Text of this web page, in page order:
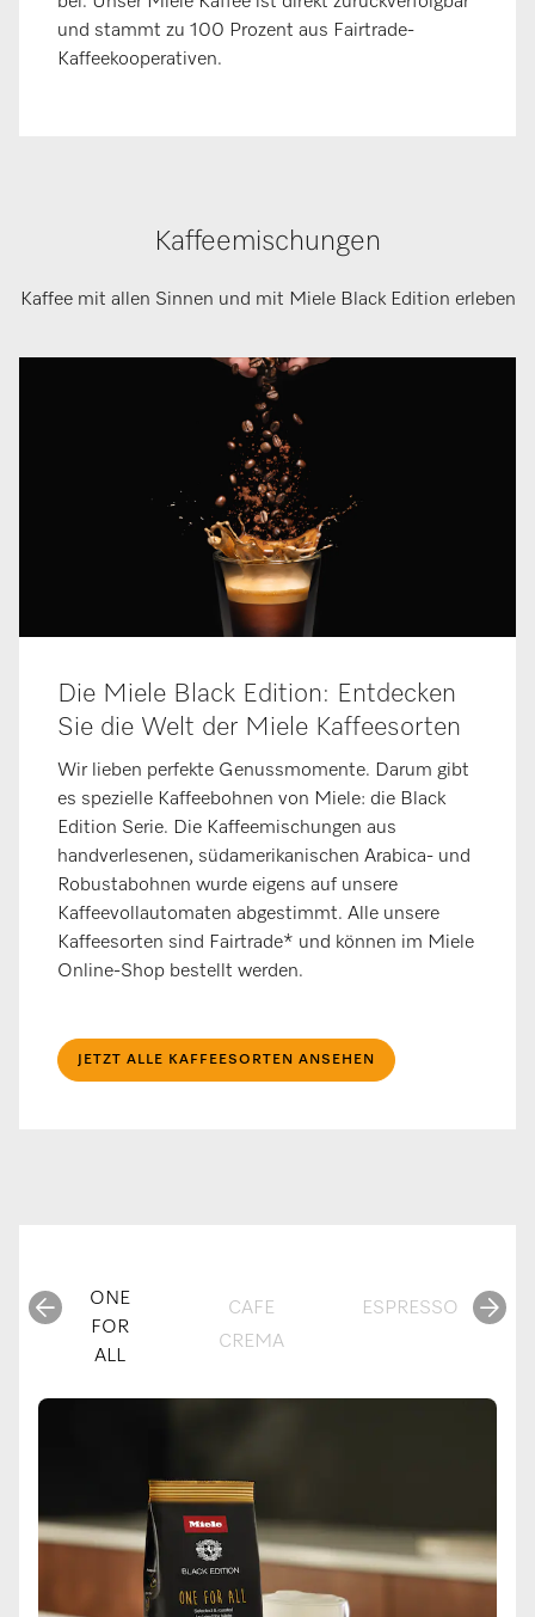
und stammt zu 100 Prozent aus Fairtrade-
Kaffeekooperativen.
Kaffeemischungen
Kaffee mit allen Sinnen und mit Miele Black Edition erleben
Die Miele Black Edition: Entdecken
Sie die Welt der Miele Kaffeesorten
Wir lieben perfekte Genussmomente. Darum gibt
es spezielle Kaffeebohnen von Miele: die Black
Edition Serie. Die Kaffeemischungen aus
handverlesenen, südameri­kanischen Arabica- und
Robustabohnen wurde eigens auf unsere
Kaffeevollautoma­ten abgestimmt. Alle unsere
Kaffeesorten sind Fairtrade* und können im Miele
Online-Shop bestellt werden.
JETZT ALLE KAFFEESORTEN ANSEHEN
ONE
FOR
ALL
CAFE
CREMA
ESPRESSO